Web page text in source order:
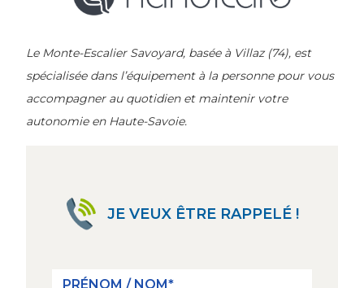
Le Monte-Escalier Savoyard, basée à Villaz (74), est
spécialisée dans l’équipement à la personne pour vous
accompagner au quotidien et maintenir votre
autonomie en Haute-Savoie.
JE VEUX ÊTRE RAPPELÉ !